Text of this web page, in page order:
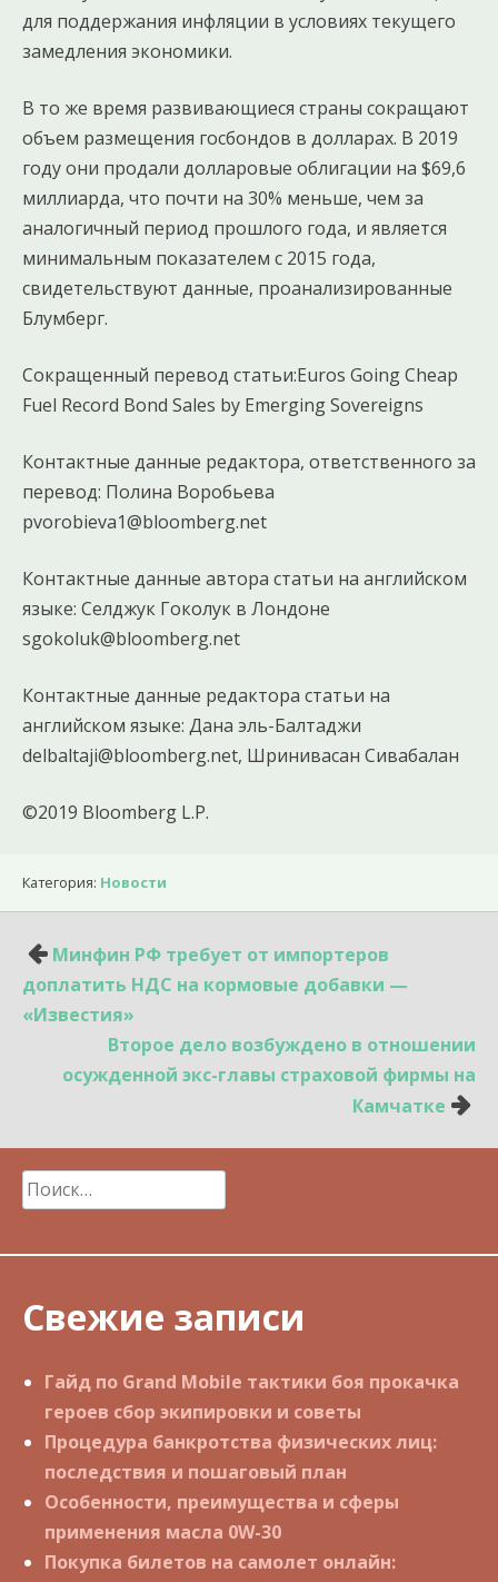
для поддержания инфляции в условиях текущего
замедления экономики.
В то же время развивающиеся страны сокращают
объем размещения госбондов в долларах. В 2019
году они продали долларовые облигации на $69,6
миллиарда, что почти на 30% меньше, чем за
аналогичный период прошлого года, и является
минимальным показателем с 2015 года,
свидетельствуют данные, проанализированные
Блумберг.
Сокращенный перевод статьи:Euros Going Cheap
Fuel Record Bond Sales by Emerging Sovereigns
Контактные данные редактора, ответственного за
перевод: Полина Воробьева
pvorobieva1@bloomberg.net
Контактные данные автора статьи на английском
языке: Селджук Гоколук в Лондоне
sgokoluk@bloomberg.net
Контактные данные редактора статьи на
английском языке: Дана эль-Балтаджи
delbaltaji@bloomberg.net, Шринивасан Сивабалан
©2019 Bloomberg L.P.
Категория: Новости
Навигация
по
записям
Минфин РФ требует от импортеров
доплатить НДС на кормовые добавки —
«Известия»
Второе дело возбуждено в отношении
осужденной экс-главы страховой фирмы на
Камчатке
Найти:
Свежие записи
Гайд по Grand Mobile тактики боя прокачка
героев сбор экипировки и советы
Процедура банкротства физических лиц:
последствия и пошаговый план
Особенности, преимущества и сферы
применения масла 0W-30
Покупка билетов на самолет онлайн: